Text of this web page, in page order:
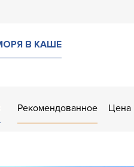
В КАШЕ
Рекомендованное Цена